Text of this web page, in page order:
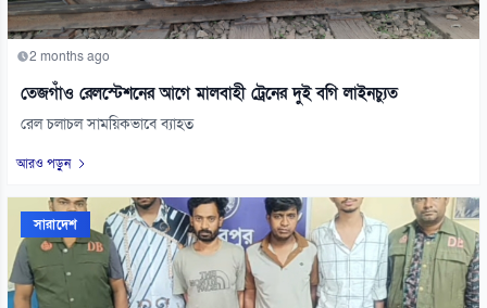
2 months ago
তেজগাঁও রেলস্টেশনের আগে মালবাহী ট্রেনের দুই বগি লাইনচ্যুত
রেল চলাচল সাময়িকভাবে ব্যাহত
আরও পড়ুন
সারাদেশ